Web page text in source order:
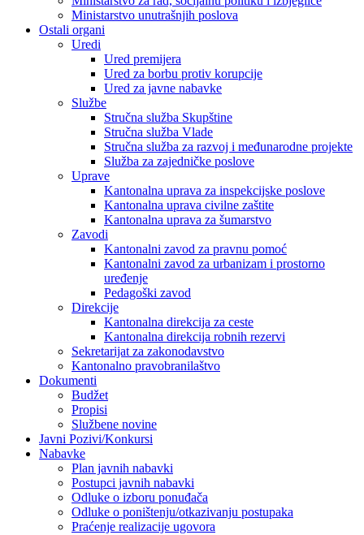
Ministarstvo unutrašnjih poslova
Ostali organi
Uredi
Ured premijera
Ured za borbu protiv korupcije
Ured za javne nabavke
Službe
Stručna služba Skupštine
Stručna služba Vlade
Stručna služba za razvoj i međunarodne projekte
Služba za zajedničke poslove
Uprave
Kantonalna uprava za inspekcijske poslove
Kantonalna uprava civilne zaštite
Kantonalna uprava za šumarstvo
Zavodi
Kantonalni zavod za pravnu pomoć
Kantonalni zavod za urbanizam i prostorno
uređenje
Pedagoški zavod
Direkcije
Kantonalna direkcija za ceste
Kantonalna direkcija robnih rezervi
Sekretarijat za zakonodavstvo
Kantonalno pravobranilaštvo
Dokumenti
Budžet
Propisi
Službene novine
Javni Pozivi/Konkursi
Nabavke
Plan javnih nabavki
Postupci javnih nabavki
Odluke o izboru ponuđača
Odluke o poništenju/otkazivanju postupaka
Praćenje realizacije ugovora